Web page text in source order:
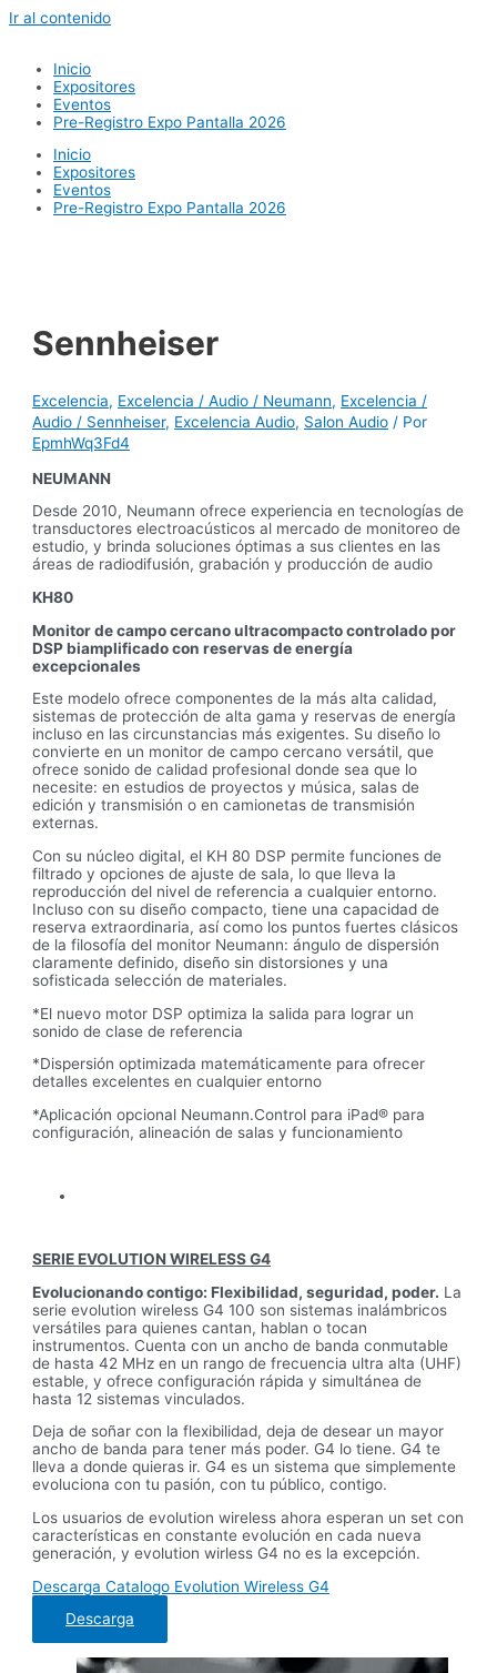
Ir al contenido
Inicio
Expositores
Eventos
Pre-Registro Expo Pantalla 2026
Inicio
Expositores
Eventos
Pre-Registro Expo Pantalla 2026
Sennheiser
Excelencia, Excelencia / Audio / Neumann, Excelencia /
Audio / Sennheiser, Excelencia Audio, Salon Audio / Por
EpmhWq3Fd4
NEUMANN
Desde 2010, Neumann ofrece experiencia en tecnologías de
transductores electroacústicos al mercado de monitoreo de
estudio, y brinda soluciones óptimas a sus clientes en las
áreas de radiodifusión, grabación y producción de audio
KH80
Monitor de campo cercano ultracompacto controlado por
DSP biamplificado con reservas de energía
excepcionales
Este modelo ofrece componentes de la más alta calidad,
sistemas de protección de alta gama y reservas de energía
incluso en las circunstancias más exigentes. Su diseño lo
convierte en un monitor de campo cercano versátil, que
ofrece sonido de calidad profesional donde sea que lo
necesite: en estudios de proyectos y música, salas de
edición y transmisión o en camionetas de transmisión
externas.
Con su núcleo digital, el KH 80 DSP permite funciones de
filtrado y opciones de ajuste de sala, lo que lleva la
reproducción del nivel de referencia a cualquier entorno.
Incluso con su diseño compacto, tiene una capacidad de
reserva extraordinaria, así como los puntos fuertes clásicos
de la filosofía del monitor Neumann: ángulo de dispersión
claramente definido, diseño sin distorsiones y una
sofisticada selección de materiales.
*El nuevo motor DSP optimiza la salida para lograr un
sonido de clase de referencia
*Dispersión optimizada matemáticamente para ofrecer
detalles excelentes en cualquier entorno
*Aplicación opcional Neumann.Control para iPad® para
configuración, alineación de salas y funcionamiento
SERIE EVOLUTION WIRELESS G4
Evolucionando contigo: Flexibilidad, seguridad, poder. La
serie evolution wireless G4 100 son sistemas inalámbricos
versátiles para quienes cantan, hablan o tocan
instrumentos. Cuenta con un ancho de banda conmutable
de hasta 42 MHz en un rango de frecuencia ultra alta (UHF)
estable, y ofrece configuración rápida y simultánea de
hasta 12 sistemas vinculados.
Deja de soñar con la flexibilidad, deja de desear un mayor
ancho de banda para tener más poder. G4 lo tiene. G4 te
lleva a donde quieras ir. G4 es un sistema que simplemente
evoluciona con tu pasión, con tu público, contigo.
Los usuarios de evolution wireless ahora esperan un set con
características en constante evolución en cada nueva
generación, y evolution wirless G4 no es la excepción.
Descarga Catalogo Evolution Wireless G4
Descarga